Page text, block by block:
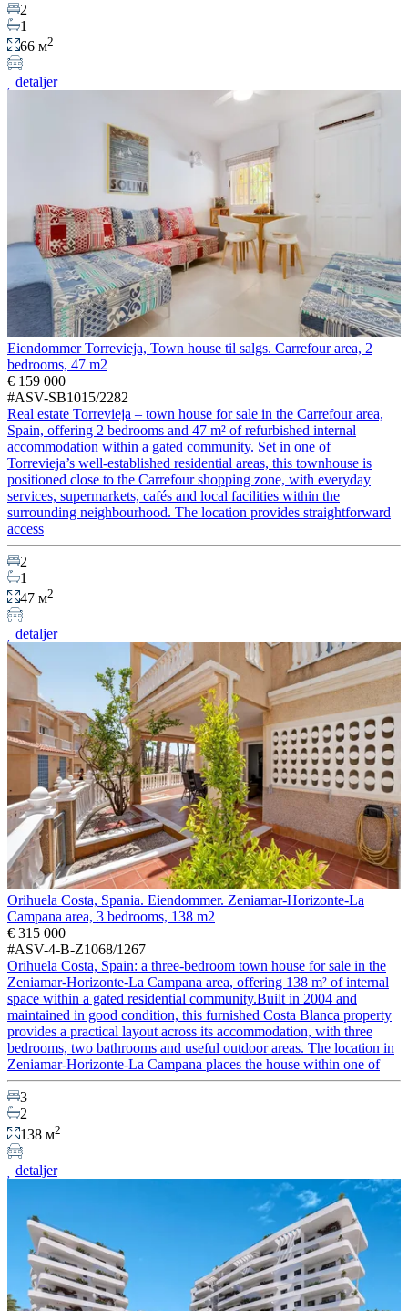
2
1
66 м2
detaljer
Eiendommer Torrevieja, Town house til salgs. Carrefour area, 2
bedrooms, 47 m2
€ 159 000
#ASV-SB1015/2282
Real estate Torrevieja – town house for sale in the Carrefour area,
Spain, offering 2 bedrooms and 47 m² of refurbished internal
accommodation within a gated community. Set in one of
Torrevieja’s well-established residential areas, this townhouse is
positioned close to the Carrefour shopping zone, with everyday
services, supermarkets, cafés and local facilities within the
surrounding neighbourhood. The location provides straightforward
access
2
1
47 м2
detaljer
Orihuela Costa, Spania. Eiendommer. Zeniamar-Horizonte-La
Campana area, 3 bedrooms, 138 m2
€ 315 000
#ASV-4-B-Z1068/1267
Orihuela Costa, Spain: a three-bedroom town house for sale in the
Zeniamar-Horizonte-La Campana area, offering 138 m² of internal
space within a gated residential community.Built in 2004 and
maintained in good condition, this furnished Costa Blanca property
provides a practical layout across its accommodation, with three
bedrooms, two bathrooms and useful outdoor areas. The location in
Zeniamar-Horizonte-La Campana places the house within one of
3
2
138 м2
detaljer